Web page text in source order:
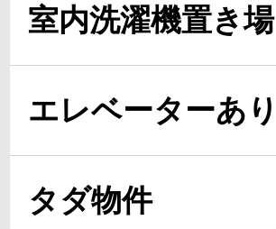
室内洗濯機置き場
エレベーターあり
タダ物件